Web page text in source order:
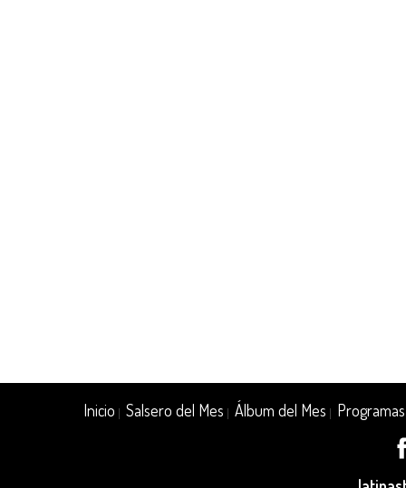
Inicio |Salsero del Mes |Álbum del Mes Programas